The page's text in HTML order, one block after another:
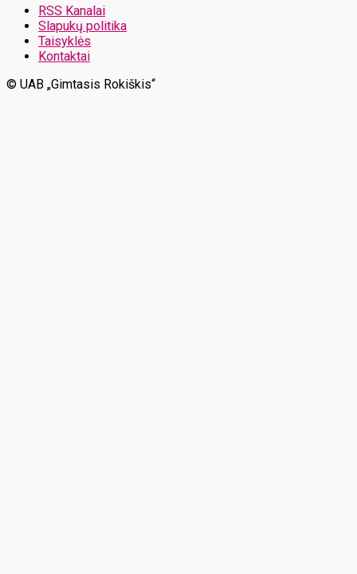
RSS Kanalai
Slapukų politika
Taisyklės
Kontaktai
© UAB „Gimtasis Rokiškis“